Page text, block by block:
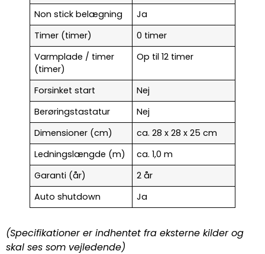
Non stick belægning
Ja
Timer (timer)
0 timer
Varmplade / timer
(timer)
Op til 12 timer
Forsinket start
Nej
Berøringstastatur
Nej
Dimensioner (cm)
ca. 28 x 28 x 25 cm
Ledningslængde (m)
ca. 1,0 m
Garanti (år)
2 år
Auto shutdown
Ja
(Specifikationer er indhentet fra eksterne kilder og
skal ses som vejledende)